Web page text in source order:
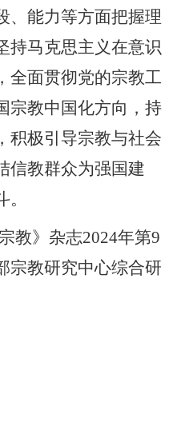
、能力等方面把握理
持马克思主义在意识
全面贯彻党的宗教工
宗教中国化方向，持
积极引导宗教与社会
信教群众为强国建
教》杂志2024年第9
宗教研究中心综合研